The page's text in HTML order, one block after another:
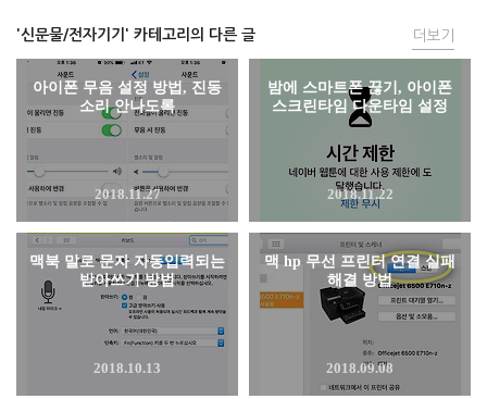
'신문물/전자기기' 카테고리의 다른 글
아이폰 무음 설정 방법, 진동
소리 안나도록
2018.11.27
밤에 스마트폰 끊기, 아이폰
스크린타임 다운타임 설정
2018.11.22
맥북 말로 문자 자동입력되는
받아쓰기 방법
2018.10.13
맥 hp 무선 프린터 연결 실패
해결 방법
2018.09.08
더보기